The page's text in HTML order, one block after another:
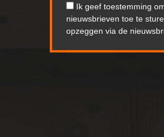
Ik geef toestemming
nieuwsbrieven toe te
opzeggen via de